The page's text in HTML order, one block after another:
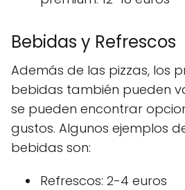
Bebidas y Refrescos
Además de las pizzas, los
bebidas también pueden
se pueden encontrar
gustos. Algunos ejemplos
bebidas son:
Refrescos: 2-4 euros